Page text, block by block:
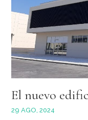
El nuevo
29 AGO, 2024